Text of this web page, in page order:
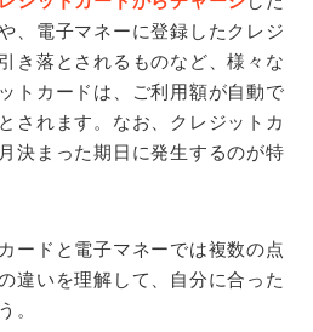
、電子マネーに登録したクレジ
き落とされるものなど、様々な
トカードは、ご利用額が自動で
されます。なお、クレジットカ
決まった期日に発生するのが特
ードと電子マネーでは複数の点
違いを理解して、自分に合った
。